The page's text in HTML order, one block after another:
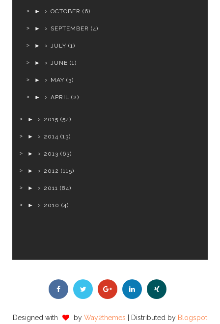
► OCTOBER (6)
► SEPTEMBER (4)
► JULY (1)
► JUNE (1)
► MAY (3)
► APRIL (2)
► 2015 (54)
► 2014 (13)
► 2013 (63)
► 2012 (115)
► 2011 (84)
► 2010 (4)
Designed with by Way2themes | Distributed by Blogspot